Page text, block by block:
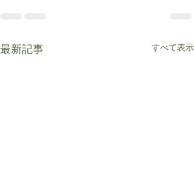
最新記事 すべて表示